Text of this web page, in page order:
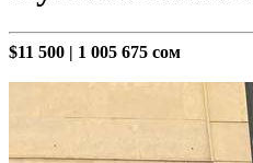
$11 500 | 1 005 675 сом